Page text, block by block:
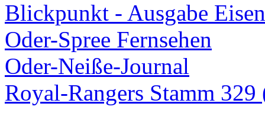
Blickpunkt - Ausgabe
Oder-Spree Fernsehen
Oder-Neiße-Journal
Royal-Rangers Stamm